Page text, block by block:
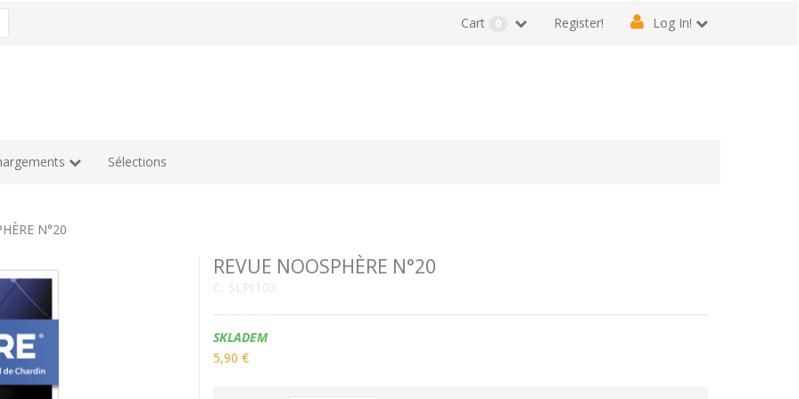
Register! Log In!
Cart 0
Sélections
N°20
REVUE NOOSPHÈRE N°20
č.: SLPt103
Dostupnost:
SKLADEM
5,90 €